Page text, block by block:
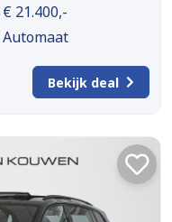
€ 21.400,-
Automaat
Bekijk deal